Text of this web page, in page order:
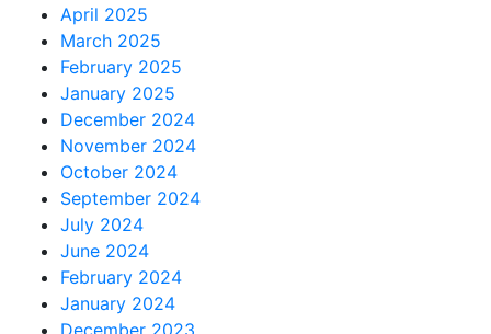
April 2025
March 2025
February 2025
January 2025
December 2024
November 2024
October 2024
September 2024
July 2024
June 2024
February 2024
January 2024
December 2023